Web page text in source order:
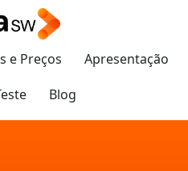
e Preços
Apresentação
Blog